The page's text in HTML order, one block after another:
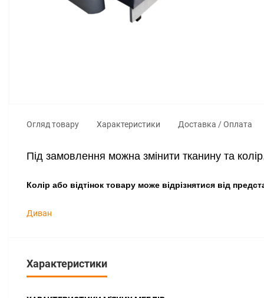
Огляд товару Характеристики Доставка / Оплата
Під замовлення можна змінити тканину та
Колір або відтінок товару може відрізнятися від
Диван
Характеристики